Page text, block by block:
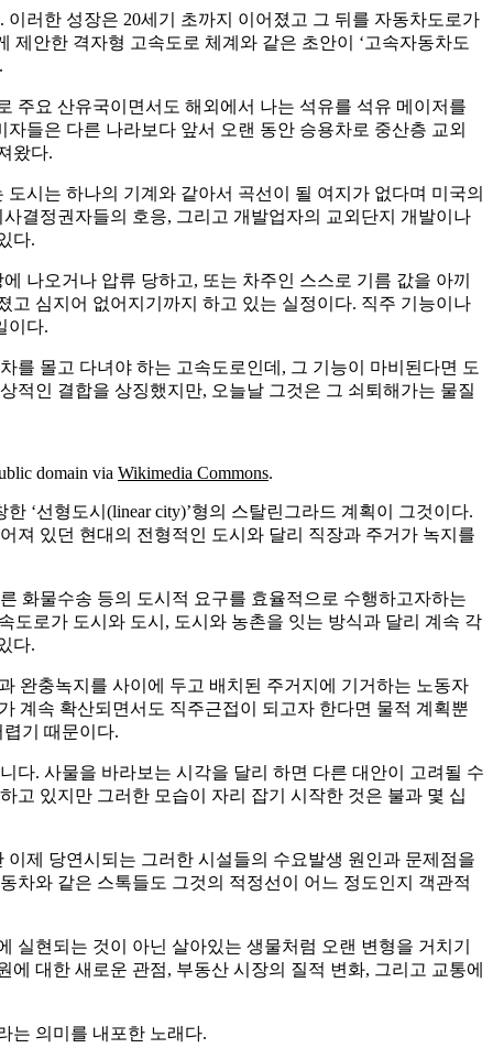
러한 성장은 20세기 초까지 이어졌고 그 뒤를 자동차도로가
안한 격자형 고속도로 체계와 같은 초안이 ‘고속자동차도
주요 산유국이면서도 해외에서 나는 석유를 석유 메이저를
들은 다른 나라보다 앞서 오랜 동안 승용차로 중산층 교외
왔다.
시는 하나의 기계와 같아서 곡선이 될 여지가 없다며 미국의
결정권자들의 호응, 그리고 개발업자의 교외단지 개발이나
다.
나오거나 압류 당하고, 또는 차주인 스스로 기름 값을 아끼
심지어 없어지기까지 하고 있는 실정이다. 직주 기능이나
이다.
를 몰고 다녀야 하는 고속도로인데, 그 기능이 마비된다면 도
적인 결합을 상징했지만, 오늘날 그것은 그 쇠퇴해가는 물질
domain via Wikimedia Commons.
‘선형도시(linear city)’형의 스탈린그라드 계획이 그것이다.
져 있던 현대의 전형적인 도시와 달리 직장과 주거가 녹지를
화물수송 등의 도시적 요구를 효율적으로 수행하고자하는
도로가 도시와 도시, 도시와 농촌을 잇는 방식과 달리 계속 각
다.
완충녹지를 사이에 두고 배치된 주거지에 기거하는 노동자
계속 확산되면서도 직주근접이 되고자 한다면 물적 계획뿐
기 때문이다.
다. 사물을 바라보는 시각을 달리 하면 다른 대안이 고려될 수
고 있지만 그러한 모습이 자리 잡기 시작한 것은 불과 몇 십
제 당연시되는 그러한 시설들의 수요발생 원인과 문제점을
차와 같은 스톡들도 그것의 적정선이 어느 정도인지 객관적
현되는 것이 아닌 살아있는 생물처럼 오랜 변형을 거치기
대한 새로운 관점, 부동산 시장의 질적 변화, 그리고 교통에
는 의미를 내포한 노래다.